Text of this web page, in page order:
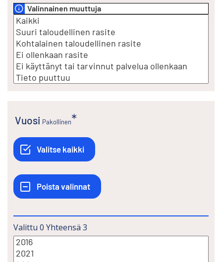
Valinnainen muuttuja
Vuosi Pakollinen
Valittu 0 Yhteensä 3